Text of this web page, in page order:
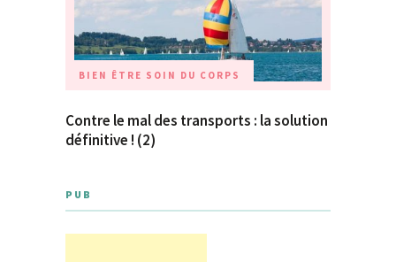
BIEN ÊTRE SOIN DU CORPS
Contre le mal des transports : la solution
définitive ! (2)
PUB